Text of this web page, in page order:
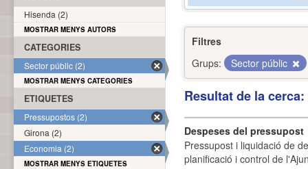
Filtres
Grups:
Sector públic
Resultat de la
Despeses del pressupost
Pressupost i liquidació de
planificació i control de
Hisenda (2)
MOSTRAR MENYS AUTORS
CATEGORIES
Sector públic (2)
MOSTRAR MENYS CATEGORIES
ETIQUETES
Pressupostos (2)
Girona (2)
Economia (2)
MOSTRAR MENYS ETIQUETES